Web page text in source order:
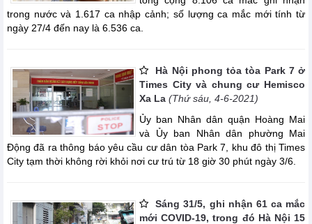
trong nước và 1.617 ca nhập cảnh; số lượng ca mắc mới tính từ
ngày 27/4 đến nay là 6.536 ca.
Hà Nội phong tỏa tòa Park 7 ở
Times City và chung cư Hemisco
Xa La (Thứ sáu, 4-6-2021)
Ủy ban Nhân dân quận Hoàng Mai
và Ủy ban Nhân dân phường Mai
Động đã ra thông báo yêu cầu cư dân tòa Park 7, khu đô thị Times
City tạm thời không rời khỏi nơi cư trú từ 18 giờ 30 phút ngày 3/6.
Sáng 31/5, ghi nhận 61 ca mắc
mới COVID-19, trong đó Hà Nội 15